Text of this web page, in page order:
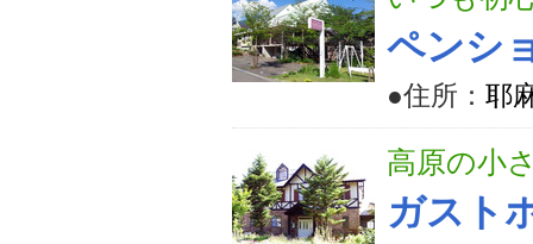
ペンシ
●住所： 耶
高原の小
ガスト